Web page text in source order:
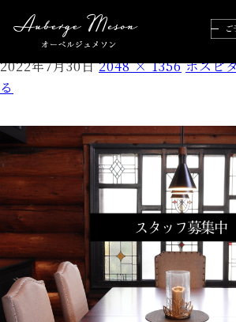
D0F2207B-FA1F-48AA-A851-
2022年7月30日 2048 × 1356 ホスピ
る